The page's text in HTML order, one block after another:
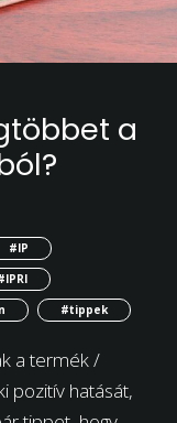
a
#IP
#tippek
a termék /
pozitív hatását,